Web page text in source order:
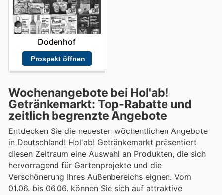
Dodenhof
Prospekt öffnen
Wochenangebote bei Hol'ab!
Getränkemarkt: Top-Rabatte und
zeitlich begrenzte Angebote
Entdecken Sie die neuesten wöchentlichen Angebote
in Deutschland! Hol'ab! Getränkemarkt präsentiert
diesen Zeitraum eine Auswahl an Produkten, die sich
hervorragend für Gartenprojekte und die
Verschönerung Ihres Außenbereichs eignen. Vom
01.06. bis 06.06. können Sie sich auf attraktive